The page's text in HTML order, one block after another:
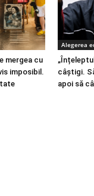
mergea cu
imposibil.
Alegerea
câștigi.
apoi să